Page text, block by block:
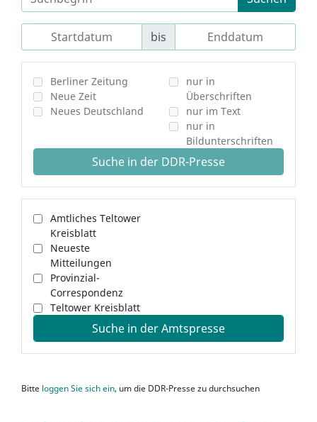
bis
Berliner Zeitung
Neue Zeit
Neues Deutschland
nur in
Überschriften
nur im Text
nur in
Bildunterschriften
Suche in der DDR-Presse
Amtliches Teltower
Kreisblatt
Neueste
Mitteilungen
Provinzial-
Correspondenz
Teltower Kreisblatt
Suche in der Amtspresse
Bitte loggen Sie sich ein, um die DDR-Presse zu durchsuchen